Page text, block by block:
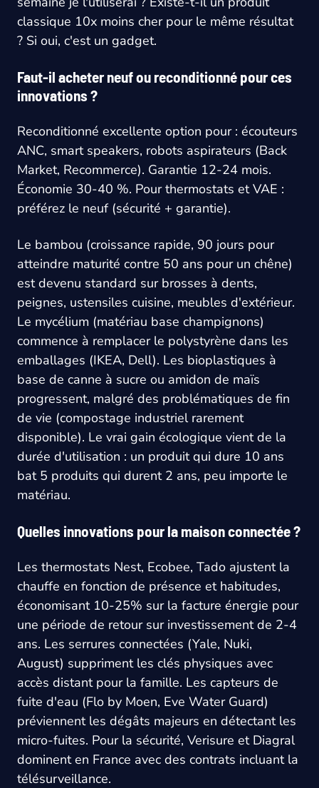
classique 10x moins cher pour le même résultat
? Si oui, c'est un gadget.
Faut-il acheter neuf ou reconditionné pour ces
innovations ?
Reconditionné excellente option pour : écouteurs
ANC, smart speakers, robots aspirateurs (Back
Market, Recommerce). Garantie 12-24 mois.
Économie 30-40 %. Pour thermostats et VAE :
préférez le neuf (sécurité + garantie).
Le bambou (croissance rapide, 90 jours pour
atteindre maturité contre 50 ans pour un chêne)
est devenu standard sur brosses à dents,
peignes, ustensiles cuisine, meubles d'extérieur.
Le mycélium (matériau base champignons)
commence à remplacer le polystyrène dans les
emballages (IKEA, Dell). Les bioplastiques à
base de canne à sucre ou amidon de maïs
progressent, malgré des problématiques de fin
de vie (compostage industriel rarement
disponible). Le vrai gain écologique vient de la
durée d'utilisation : un produit qui dure 10 ans
bat 5 produits qui durent 2 ans, peu importe le
matériau.
Quelles innovations pour la maison connectée ?
Les thermostats Nest, Ecobee, Tado ajustent la
chauffe en fonction de présence et habitudes,
économisant 10-25% sur la facture énergie pour
une période de retour sur investissement de 2-4
ans. Les serrures connectées (Yale, Nuki,
August) suppriment les clés physiques avec
accès distant pour la famille. Les capteurs de
fuite d'eau (Flo by Moen, Eve Water Guard)
préviennent les dégâts majeurs en détectant les
micro-fuites. Pour la sécurité, Verisure et Diagral
dominent en France avec des contrats incluant la
télésurveillance.